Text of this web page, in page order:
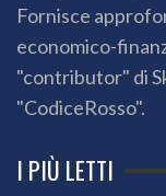
Fornisce
economico-
"contributor" di
"CodiceRosso".
I PIÙ LETTI